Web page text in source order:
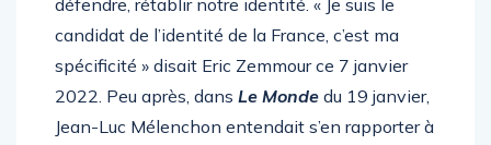
défendre, rétablir notre identité. « Je suis le
candidat de l’identité de la France, c’est ma
spécificité » disait Eric Zemmour ce 7 janvier
2022. Peu après, dans Le Monde du 19 janvier,
Jean-Luc Mélenchon entendait s’en rapporter à